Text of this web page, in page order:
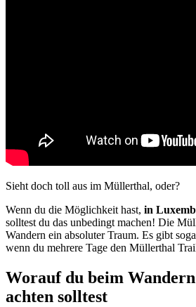
Sieht doch toll aus im Müllerthal, oder?
Wenn du die Möglichkeit hast, in
solltest du das unbedingt machen! Die
Wandern ein absoluter Traum. Es gibt
wenn du mehrere Tage den Müllerthal
Worauf du beim
achten solltest